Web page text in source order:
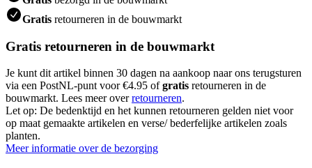
Gratis retourneren in de bouwmarkt
Gratis retourneren in de bouwmarkt
Je kunt dit artikel binnen 30 dagen na aankoop naar ons terugsturen
via een PostNL-punt voor €4.95 ofgratis retourneren in de
bouwmarkt. Lees meer overretourneren.
Let op: De bedenktijd en het kunnen retourneren gelden niet voor
op maat gemaakte artikelen en verse/ bederfelijke artikelen zoals
planten.
Meer informatie over de bezorging